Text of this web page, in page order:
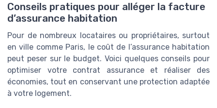
Conseils pratiques pour alléger la facture
d’assurance habitation
Pour de nombreux locataires ou propriétaires, surtout
en ville comme Paris, le coût de l’assurance habitation
peut peser sur le budget. Voici quelques conseils pour
optimiser votre contrat assurance et réaliser des
économies, tout en conservant une protection adaptée
à votre logement.